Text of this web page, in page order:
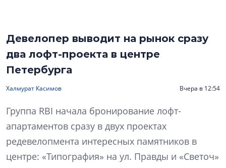
Девелопер выводит на рынок сразу
два лофт-проекта в центре
Петербурга
Халмурат Касимов Вчера в 12:54
Группа RBI начала бронирование лофт-
апартаментов сразу в двух проектах
редевелопмента интересных памятников в
центре: «Типография» на ул. Правды и «Светоч»